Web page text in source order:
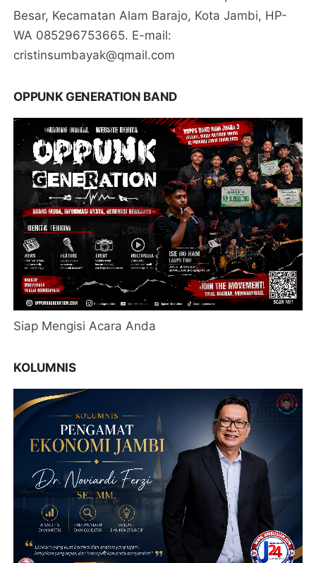
Besar, Kecamatan Alam Barajo, Kota Jambi, HP-
WA 085296753665. E-mail:
cristinsumbayak@qmail.com
OPPUNK GENERATION BAND
Siap Mengisi Acara Anda
KOLUMNIS